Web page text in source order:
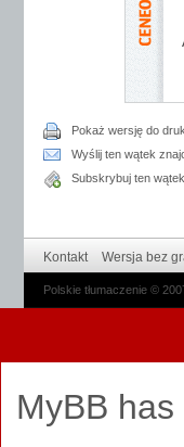
Pokaż wersję do
Wyślij ten wątek
Subskrybuj ten wątek
Kontakt Wersja bez
Polskie tłumaczenie ©
MyBB